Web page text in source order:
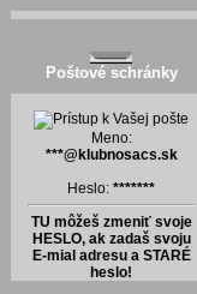
Poštové schránky
Meno:
***@klubnosacs.sk
Heslo: *******
TU môžeš zmeniť svoje
HESLO, ak zadaš svoju
E-mial adresu a STARÉ
heslo!